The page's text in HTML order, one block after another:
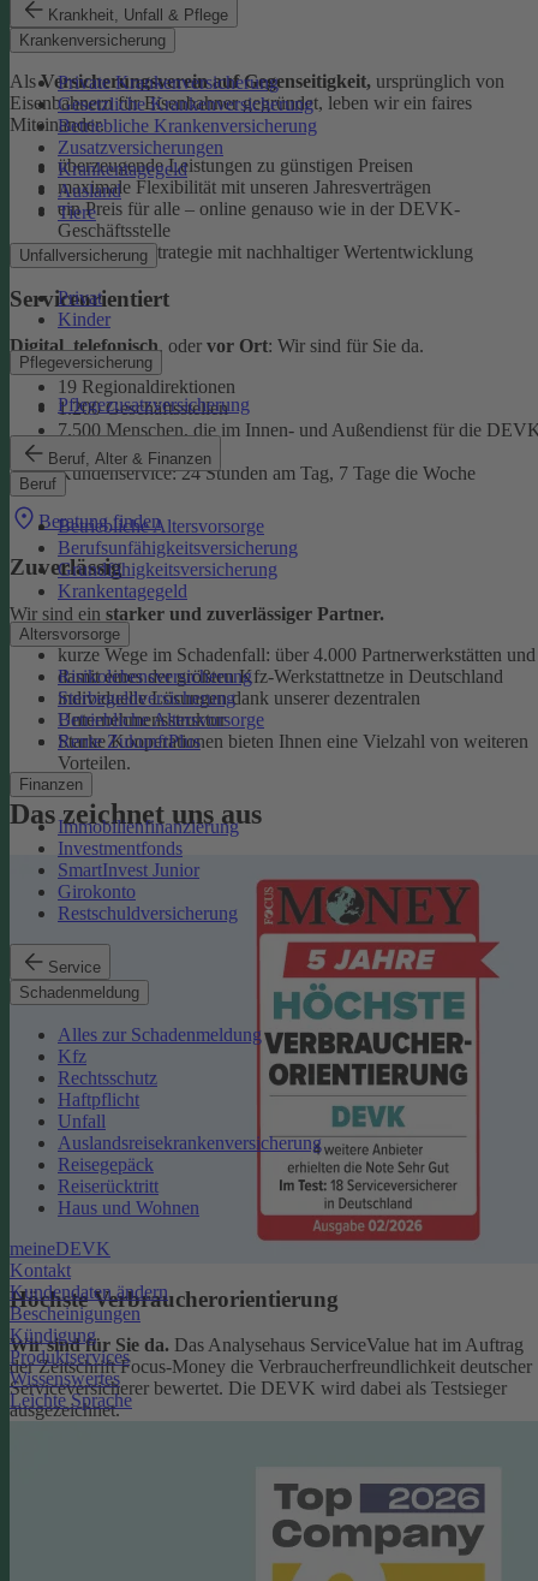
Krankheit, Unfall & Pflege
Krankenversicherung
Private Krankenversicherung
Gesetzliche Krankenversicherung
Betriebliche Krankenversicherung
Zusatzversicherungen
Krankentagegeld
Ausland
Tiere
Unfallversicherung
Privat
Kinder
Pflegeversicherung
Pflegezusatzversicherung
Beruf, Alter & Finanzen
Beruf
Betriebliche Altersvorsorge
Berufsunfähigkeitsversicherung
Grundfähigkeitsversicherung
Krankentagegeld
Altersvorsorge
Risikolebensversicherung
Sterbegeldversicherung
Betriebliche Altersvorsorge
Rente ZukunftPlus
Finanzen
Immobilienfinanzierung
Investmentfonds
SmartInvest Junior
Girokonto
Restschuldversicherung
Service
Schadenmeldung
Alles zur Schadenmeldung
Kfz
Rechtsschutz
Haftpflicht
Unfall
Auslandsreisekrankenversicherung
Reisegepäck
Reiserücktritt
Haus und Wohnen
meineDEVK
Kontakt
Kundendaten ändern
Bescheinigungen
Kündigung
Produktservices
Wissenswertes
Leichte Sprache
Ehrlich
AlsVersicherungsverein auf Gegenseitigkeit, ursprünglich von
Eisenbahnern für Eisenbahner gegründet, leben wir ein faires
Miteinander.
überzeugende Leistungen zu günstigen Preisen
maximale Flexibilität mit unseren Jahresverträgen
ein Preis für alle – online genauso wie in der DEVK-
Geschäftsstelle
faire Anlagestrategie mit nachhaltiger Wertentwicklung
Serviceorientiert
Digital,telefonisch, oder vor Ort: Wir sind für Sie da.
19 Regionaldirektionen
1.200 Geschäftsstellen
7.500 Menschen, die im Innen- und Außendienst für die
arbeiten
Kundenservice: 24 Stunden am Tag, 7 Tage die Woche
Beratung finden
Zuverlässig
Wir sind ein starker und zuverlässiger Partner.
kurze Wege im Schadenfall: über 4.000 Partnerwerkstätten und
damit eines der größten Kfz-Werkstattnetze in Deutschland
individuelle Lösungen dank unserer dezentralen
Unternehmensstruktur
Starke Kooperationen bieten Ihnen eine Vielzahl von weiteren
Vorteilen.
Das zeichnet uns aus
Höchste Verbraucherorientierung
Wir sind für Sie da. Das Analysehaus ServiceValue hat im Auftrag
der Zeitschrift Focus-Money die Verbraucherfreundlichkeit deutscher
Serviceversicherer bewertet. Die DEVK wird dabei als Testsieger
ausgezeichnet.